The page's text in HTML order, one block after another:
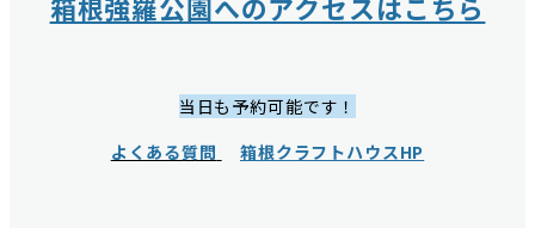
当日も予約可能です！
よくある質問
箱根クラフトハウスHP